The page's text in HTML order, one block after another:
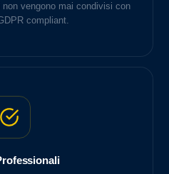
vengono mai condivisi con
compliant.